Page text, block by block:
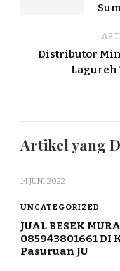
Distributor
Lagureh
Artikel yang
14 JUNI 2022
UNCATEGORIZED
JUAL BESEK
085943801661 DI
Pasuruan JU